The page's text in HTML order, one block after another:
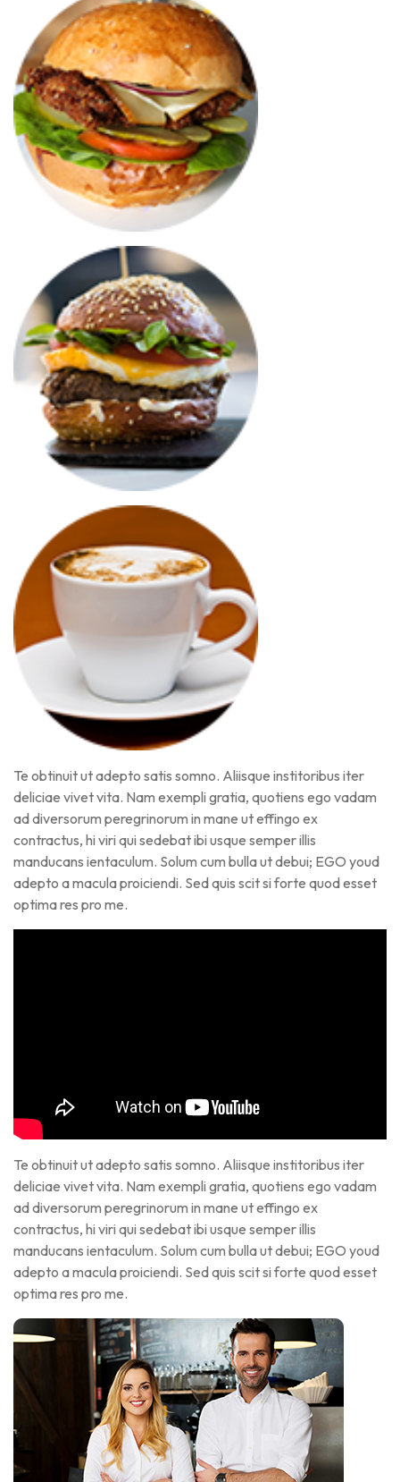
Te obtinuit ut adepto satis somno. Aliisque institoribus iter
deliciae vivet vita. Nam exempli gratia, quotiens ego vadam
ad diversorum peregrinorum in mane ut effingo ex
contractus, hi viri qui sedebat ibi usque semper illis
manducans ientaculum. Solum cum bulla ut debui; EGO youd
adepto a macula proiciendi. Sed quis scit si forte quod esset
optima res pro me.
Te obtinuit ut adepto satis somno. Aliisque institoribus iter
deliciae vivet vita. Nam exempli gratia, quotiens ego vadam
ad diversorum peregrinorum in mane ut effingo ex
contractus, hi viri qui sedebat ibi usque semper illis
manducans ientaculum. Solum cum bulla ut debui; EGO youd
adepto a macula proiciendi. Sed quis scit si forte quod esset
optima res pro me.